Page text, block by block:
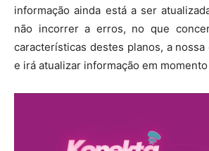
informação ainda está a ser
não incorrer a erros, no que
características destes planos, a
e irá atualizar informação em